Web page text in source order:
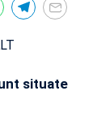
situate